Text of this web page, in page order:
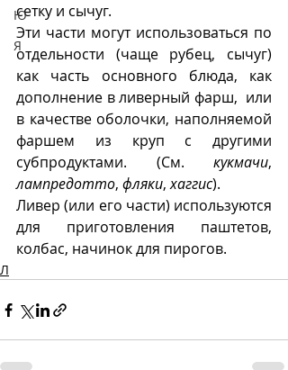
Ю
Я
сетку и сычуг.
Эти части могут использоваться по
отдельности (чаще рубец, сычуг)
как часть основного блюда, как
дополнение в ливерный фарш,  или
в качестве оболочки, наполняемой
фаршем из круп с другими
субпродуктами. (См. кукмачи
лампредотто, фляки, хаггис).
Ливер (или его части) используются
для приготовления паштетов,
колбас, начинок для пирогов.
Л